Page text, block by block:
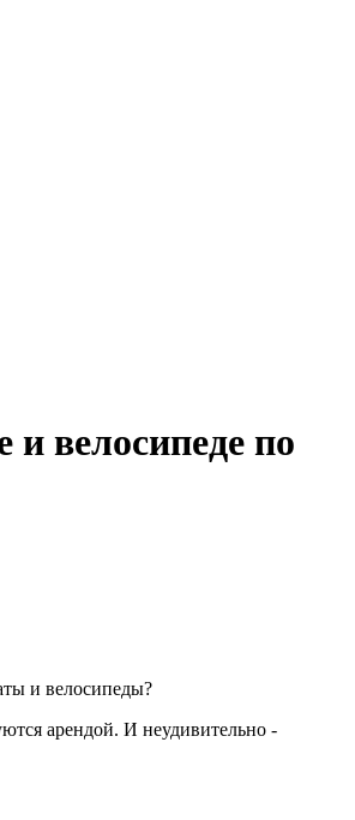
и велосипеде по
и велосипеды?
арендой. И неудивительно -